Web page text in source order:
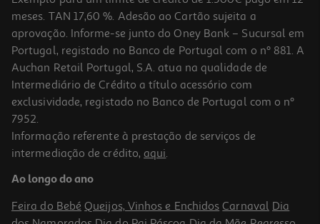
Cabo Usb A-Micro B Qilive Q.3814 G4218014 Usb 2.0 Otg 15cm
3.99 €/un
3,99 €
meses. TAN 17,60 %. Adesão ao Cartão sujeita a
aprovação. Informe-se junto do Oney Bank – Sucursal em
Portugal, registado no Banco de Portugal com o nº 881. A
Auchan Retail Portugal, S.A. atua na qualidade de
Intermediário de Crédito a título acessório com
exclusividade, registado no Banco de Portugal com o nº
7952.
Informação referente à prestação de serviços de
intermediação de crédito, aqui.
Ao longo do ano
Feira do Bebé Queijos, Vinhos e Enchidos Carnaval Dia